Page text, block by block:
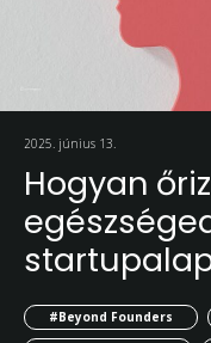
2025. június 13.
Hogyan
#Beyond Founders